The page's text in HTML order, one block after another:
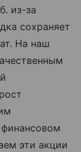
из-за
сохраняет
На наш
эти акции